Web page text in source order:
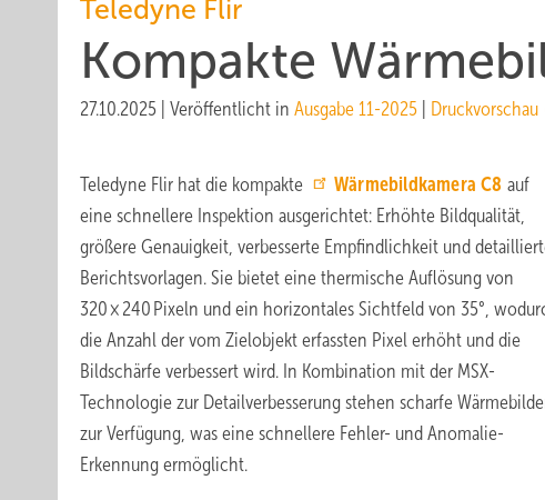
Teledyne Flir
Kompakte
27.10.2025 Veröffentlicht in Ausgabe 11-2025 Druckvorschau
Teledyne Flir hat die kompakte Wärmebildkamera C8 auf
eine schnellere Inspektion ausgerichtet: Erhöhte Bildqualität,
größere Genauigkeit, verbesserte Empfindlichkeit und
Berichtsvorlagen. Sie bietet eine thermische Auflösung von
320 × 240 Pixeln und ein horizontales Sichtfeld von 35°,
die Anzahl der vom Zielobjekt erfassten Pixel erhöht und die
Bildschärfe verbessert wird. In Kombination mit der MSX-
Technologie zur Detailverbesserung stehen scharfe
zur Verfügung, was eine schnellere Fehler- und Anomalie-
Erkennung ermöglicht.